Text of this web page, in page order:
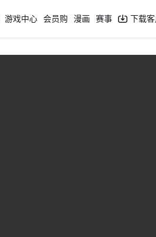
游戏中心 会员购 漫画 赛事 下载